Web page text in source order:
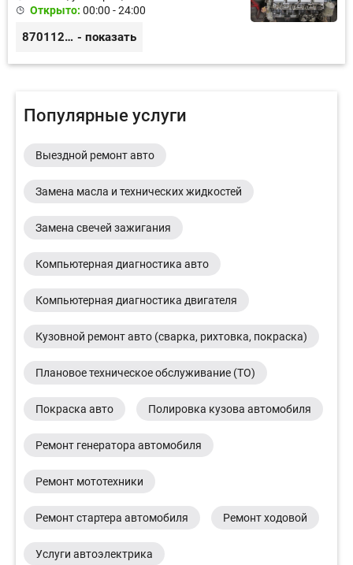
Открыто: 00:00 - 24:00
87011245925 - показать
Популярные услуги
Выездной ремонт авто
Замена масла и технических жидкостей
Замена свечей зажигания
Компьютерная диагностика авто
Компьютерная диагностика двигателя
Кузовной ремонт авто (сварка, рихтовка, покраска)
Плановое техническое обслуживание (ТО)
Покраска авто Полировка кузова автомобиля
Ремонт генератора автомобиля
Ремонт мототехники
Ремонт стартера автомобиля Ремонт ходовой
Услуги автоэлектрика